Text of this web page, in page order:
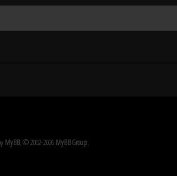
MyBB, © 2002-2026 MyBB Group.